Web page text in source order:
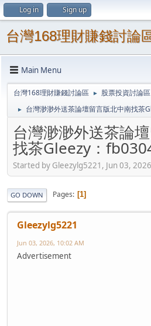
Log in Sign up
台灣168理財賺錢討論
Main Menu
台灣168理財賺錢討論區 ► 股票投資討論區
► 台灣渺渺外送茶論壇留言版北中南找茶
台灣渺渺外送茶論
找茶Gleezy：
Started by Gleezylg5221, Jun 03,
GO DOWN Pages 1
Gleezylg5221
Jun 03, 2026, 10:02 AM
Advertisement